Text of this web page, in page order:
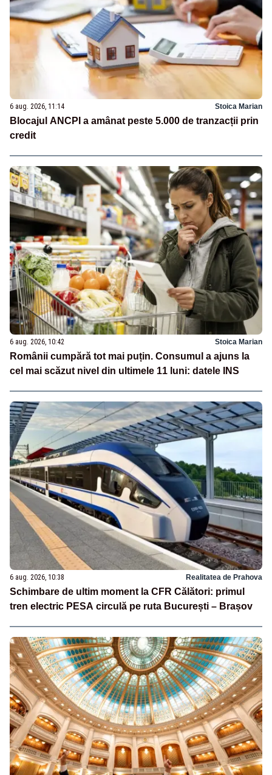
6 aug. 2026, 11:14 Stoica Marian
Blocajul ANCPI a amânat peste 5.000 de tranzacții prin
credit
6 aug. 2026, 10:42 Stoica Marian
Românii cumpără tot mai puțin. Consumul a ajuns la
cel mai scăzut nivel din ultimele 11 luni: datele INS
6 aug. 2026, 10:38 Realitatea de Prahova
Schimbare de ultim moment la CFR Călători: primul
tren electric PESA circulă pe ruta București – Brașov